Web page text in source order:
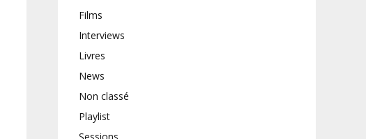
Films
Interviews
Livres
News
Non classé
Playlist